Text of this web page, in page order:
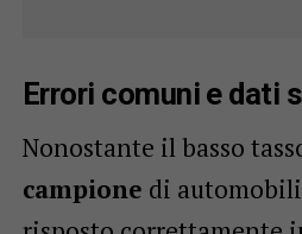
Errori comuni e dati
Nonostante il basso
campione di